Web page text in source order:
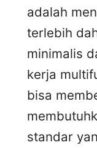
adalah
terlebih
minimalis
kerja
bisa
standar